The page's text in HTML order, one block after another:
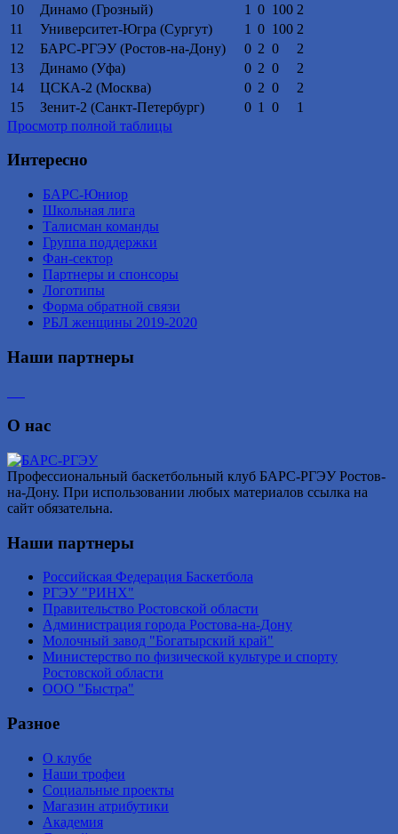
10
Динамо (Грозный) 1 0 100 2
11
Университет-Югра (Сургут) 1 0 100 2
12
БАРС-РГЭУ (Ростов-на-Дону) 0 2 0
2
13
Динамо (Уфа) 0 2 0
2
14
ЦСКА-2 (Москва) 0 2 0
2
15
Зенит-2 (Санкт-Петербург) 0 1 0
1
Просмотр полной таблицы
Интересно
БАРС-Юниор
Школьная лига
Талисман команды
Группа поддержки
Фан-сектор
Партнеры и спонсоры
Логотипы
Форма обратной связи
РБЛ женщины 2019-2020
Наши партнеры
О нас
Профессиональный баскетбольный клуб БАРС-РГЭУ Ростов-
на-Дону. При использовании любых материалов ссылка на
сайт обязательна.
Наши партнеры
Российская Федерация Баскетбола
РГЭУ "РИНХ"
Правительство Ростовской области
Администрация города Ростова-на-Дону
Молочный завод "Богатырский край"
Министерство по физической культуре и спорту
Ростовской области
ООО "Быстра"
Разное
О клубе
Наши трофеи
Социальные проекты
Магазин атрибутики
Академия